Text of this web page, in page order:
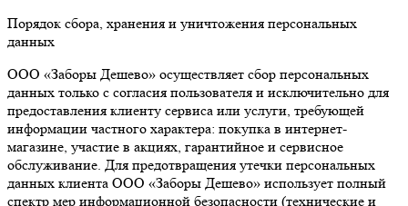
Порядок сбора, хранения и уничтожения персональных
данных
ООО «Заборы Дешево» осуществляет сбор персональных
данных только с согласия пользователя и исключительно для
предоставления клиенту сервиса или услуги, требующей
информации частного характера: покупка в интернет-
магазине, участие в акциях, гарантийное и сервисное
обслуживание. Для предотвращения утечки персональных
данных клиента ООО «Заборы Дешево» использует полный
спектр мер информационной безопасности (технические и